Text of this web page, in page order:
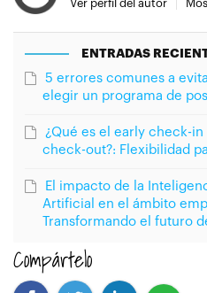
Ver perfil del autor
ENTRADAS
5 errores comunes a
elegir un programa de
¿Qué es el early check-in
check-out?: Flexibilidad
El impacto de la
Artificial en el ámbito
Transformando el futuro
Compártelo